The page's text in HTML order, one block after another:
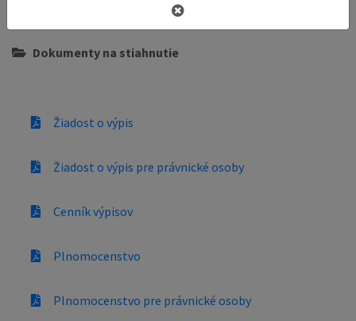
Dokumenty na stiahnutie
Žiadost o výpis
Žiadost o výpis pre právnické osoby
Cenník výpisov
Plnomocenstvo
Plnomocenstvo pre právnické osoby